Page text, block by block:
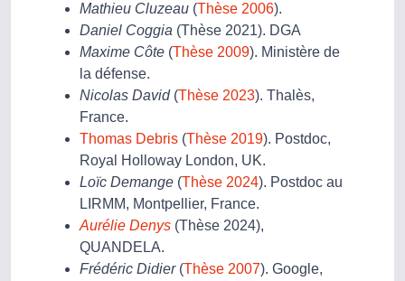
Mathieu Cluzeau (Thèse 2006).
Daniel Coggia (Thèse 2021). DGA
Maxime Côte (Thèse 2009). Ministère de
la défense.
Nicolas David(Thèse 2023). Thalès,
France.
Thomas Debris (Thèse 2019). Postdoc,
Royal Holloway London, UK.
Loïc Demange (Thèse 2024). Postdoc au
LIRMM, Montpellier, France.
Aurélie Denys (Thèse 2024),
QUANDELA.
Frédéric Didier(Thèse 2007). Google,